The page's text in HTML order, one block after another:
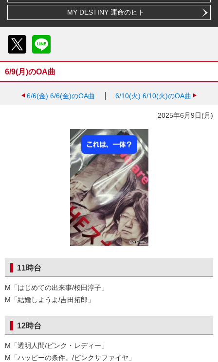
MY DESTINY 運命のヒト
6/9(月)のOA曲
6/6(金) 6/6(金)のOA曲 6/10(火) 6/10(火)のOA曲
2025年6月9日(月)
11時台
M「はじめての出来事/桜田淳子」
M「結婚しようよ/吉田拓郎」
12時台
M「透明人間/ピンク・レディー」
M「ハッピーの条件。/ピンクサファイヤ」